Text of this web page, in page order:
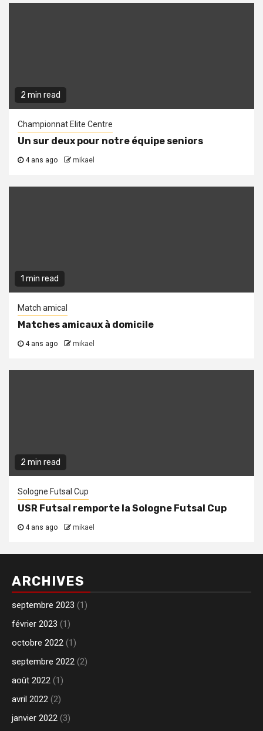
2 min read
Championnat Elite Centre
Un sur deux pour notre équipe seniors
4 ans ago mikael
1 min read
Match amical
Matches amicaux à domicile
4 ans ago mikael
2 min read
Sologne Futsal Cup
USR Futsal remporte la Sologne Futsal Cup
4 ans ago mikael
ARCHIVES
septembre 2023 (1)
février 2023 (1)
octobre 2022 (1)
septembre 2022 (2)
août 2022 (1)
avril 2022 (2)
janvier 2022 (3)